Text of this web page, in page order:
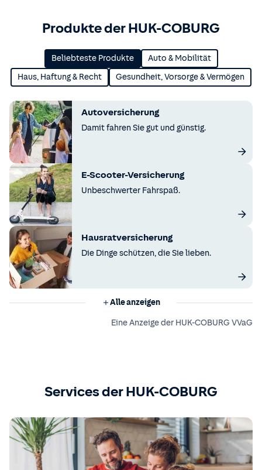
Produkte der HUK-COBURG
Beliebteste Produkte Auto & Mobilität
Haus, Haftung & Recht Gesundheit, Vorsorge & Vermögen
Autoversicherung
Damit fahren Sie gut und günstig.
E-Scooter-Versicherung
Unbeschwerter Fahrspaß.
Hausratversicherung
Die Dinge schützen, die Sie lieben.
Alle anzeigen
Eine Anzeige der HUK-COBURG VVaG
Services der HUK-COBURG